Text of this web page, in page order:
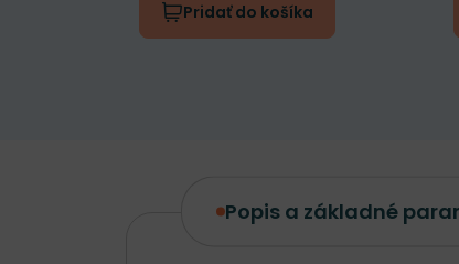
Pridať do košíka
Popis a základné